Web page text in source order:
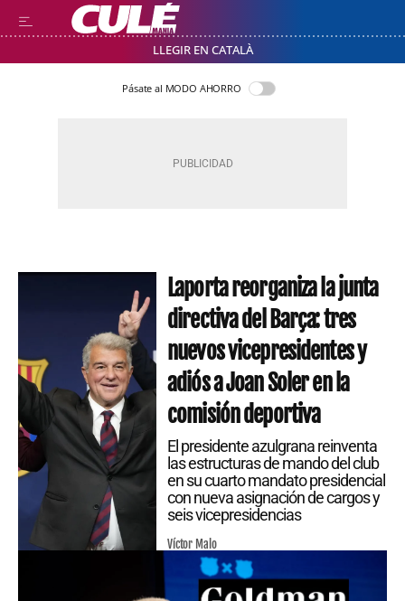
LLEGIR EN CATALÀ
Pásate al MODO AHORRO
Laporta reorganiza la junta
directiva del Barça: tres
nuevos vicepresidentes y
adiós a Joan Soler en la
comisión deportiva
El presidente azulgrana reinventa
las estructuras de mando del club
en su cuarto mandato presidencial
con nueva asignación de cargos y
seis vicepresidencias
Víctor Malo